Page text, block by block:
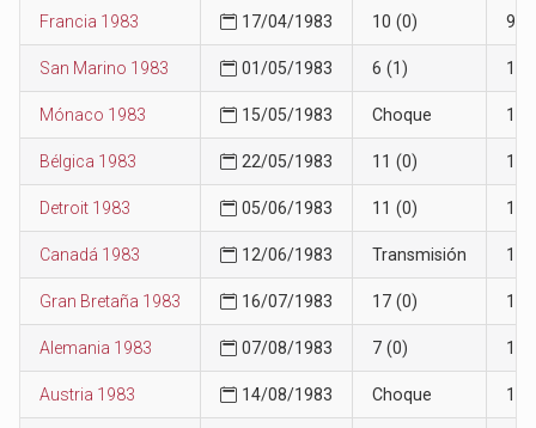
Francia 1983 17/04/1983 10 (0) 9
San Marino 1983 01/05/1983 6 (1) 10
Mónaco 1983 15/05/1983 Choque 10
Bélgica 1983 22/05/1983 11 (0) 10
Detroit 1983 05/06/1983 11 (0) 11
Canadá 1983 12/06/1983 Transmisión 11
Gran Bretaña 1983 16/07/1983 17 (0) 12
Alemania 1983 07/08/1983 7 (0) 14
Austria 1983 14/08/1983 Choque 14